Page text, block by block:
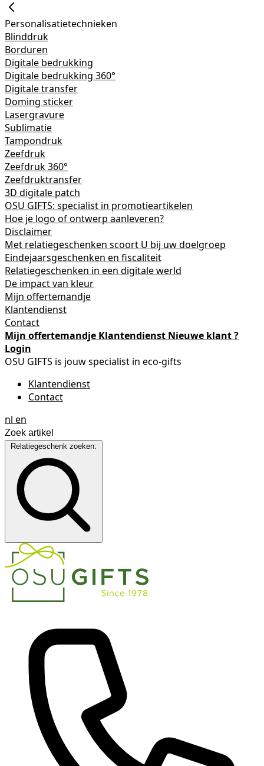
Personalisatietechnieken
Blinddruk
Borduren
Digitale bedrukking
Digitale bedrukking 360°
Digitale transfer
Doming sticker
Lasergravure
Sublimatie
Tampondruk
Zeefdruk
Zeefdruk 360°
Zeefdruktransfer
3D digitale patch
OSU GIFTS: specialist in promotieartikelen
Hoe je logo of ontwerp aanleveren?
Disclaimer
Met relatiegeschenken scoort U bij uw doelgroep
Eindejaarsgeschenken en fiscaliteit
Relatiegeschenken in een digitale werld
De impact van kleur
Mijn offertemandje
Klantendienst
Contact
Mijn offertemandje Klantendienst Nieuwe klant ?
Login
OSU GIFTS is jouw specialist in eco-gifts
Klantendienst
Contact
nl en
Relatiegeschenk zoeken: